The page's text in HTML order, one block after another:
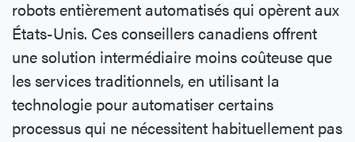
robots entièrement automatisés qui opèrent aux
États-Unis. Ces conseillers canadiens offrent
une solution intermédiaire moins coûteuse que
les services traditionnels, en utilisant la
technologie pour automatiser certains
processus qui ne nécessitent habituellement pas